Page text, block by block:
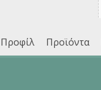
Προφίλ Προϊόντα